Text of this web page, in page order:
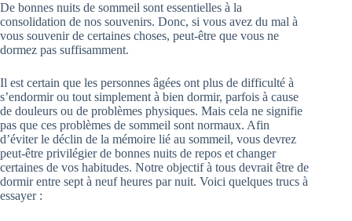
De bonnes nuits de sommeil sont essentielles à la
consolidation de nos souvenirs. Donc, si vous avez du mal à
vous souvenir de certaines choses, peut-être que vous ne
dormez pas suffisamment.
Il est certain que les personnes âgées ont plus de difficulté à
s’endormir ou tout simplement à bien dormir, parfois à cause
de douleurs ou de problèmes physiques. Mais cela ne signifie
pas que ces problèmes de sommeil sont normaux. Afin
d’éviter le déclin de la mémoire lié au sommeil, vous devrez
peut-être privilégier de bonnes nuits de repos et changer
certaines de vos habitudes. Notre objectif à tous devrait être de
dormir entre sept à neuf heures par nuit. Voici quelques trucs à
essayer :